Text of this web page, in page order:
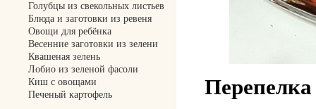
Голубцы из свекольных листьев
Блюда и заготовки из ревеня
Овощи для ребёнка
Весенние заготовки из зелени
Квашеная зелень
Лобио из зеленой фасоли
Киш с овощами
Печеный картофель